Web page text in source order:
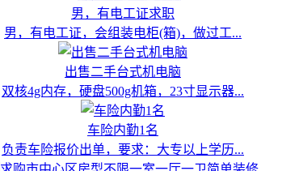
男，有电工证求职
男，有电工证，会组装电柜(箱)，做过工...
出售二手台式机电脑
双核4g内存，硬盘500g机箱，23寸显示器...
车险内勤1名
负责车险报价出单，要求：大专以上学历...